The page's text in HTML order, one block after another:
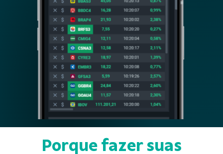
Porque fazer suas